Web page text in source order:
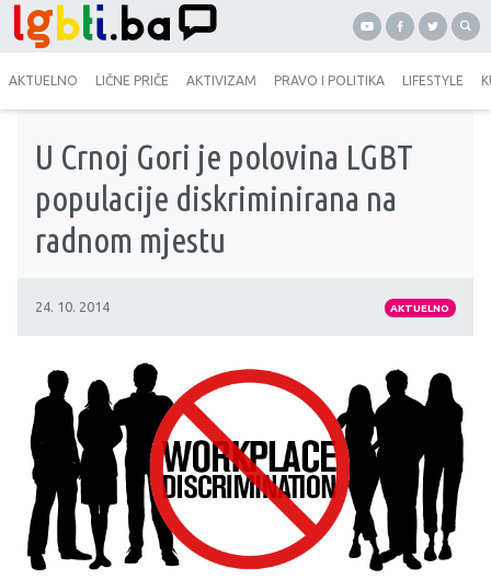
AKTUELNO LIČNE PRIČE AKTIVIZAM PRAVO I POLITIKA LIFESTYLE
U Crnoj Gori je polovina LGBT
populacije diskriminirana na
radnom mjestu
24. 10. 2014 AKTUELNO